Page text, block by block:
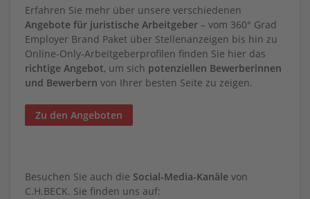
Erfahren Sie mehr über unsere verschiedenen
Angebote für juristische Arbeitgeber – vom 360° Grad
Employer Brand Paket über Stellenanzeigen bis hin zu
Online-Only-Arbeitgeberprofilen finden Sie hier das
richtige Angebot, um sich potenziellen Bewerberinnen
und Bewerbern von Ihrer besten Seite zu zeigen.
Zu den Angeboten
Besuchen Sie auch die Social-Media-Kanäle von
C.H.BECK. Sie finden uns auf: